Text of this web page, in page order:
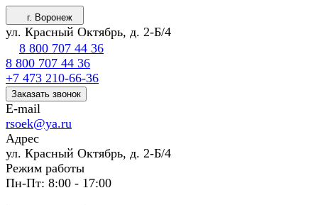
г. Воронеж
ул. Красный Октябрь, д. 2-Б/4
8 800 707 44 36
8 800 707 44 36
+7 473 210-66-36
Заказать звонок
E-mail
rsoek@ya.ru
Адрес
ул. Красный Октябрь, д. 2-Б/4
Режим работы
Пн-Пт: 8:00 - 17:00